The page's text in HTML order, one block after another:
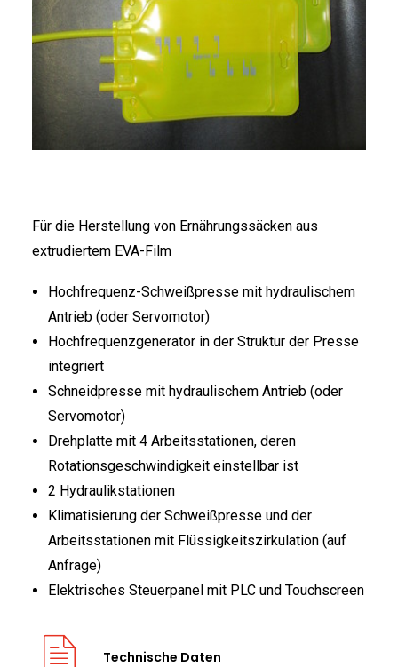
Für die Herstellung von Ernährungssäcken aus
extrudiertem EVA-Film
Hochfrequenz-Schweißpresse mit hydraulischem
Antrieb (oder Servomotor)
Hochfrequenzgenerator in der Struktur der Presse
integriert
Schneidpresse mit hydraulischem Antrieb (oder
Servomotor)
Drehplatte mit 4 Arbeitsstationen, deren
Rotationsgeschwindigkeit einstellbar ist
2 Hydraulikstationen
Klimatisierung der Schweißpresse und der
Arbeitsstationen mit Flüssigkeitszirkulation (auf
Anfrage)
Elektrisches Steuerpanel mit PLC und Touchscreen
Technische Daten